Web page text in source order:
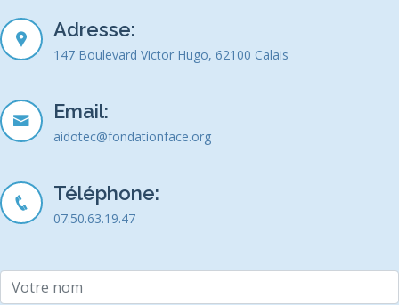
Adresse:
147 Boulevard Victor Hugo, 62100 Calais
Email:
aidotec@fondationface.org
Téléphone:
07.50.63.19.47